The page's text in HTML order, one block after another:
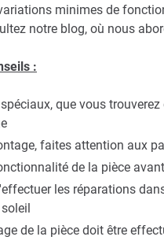
minimes de
notre blog, où nous
:
que vous
faites attention aux
de la pièce
les réparations
de la pièce doit être